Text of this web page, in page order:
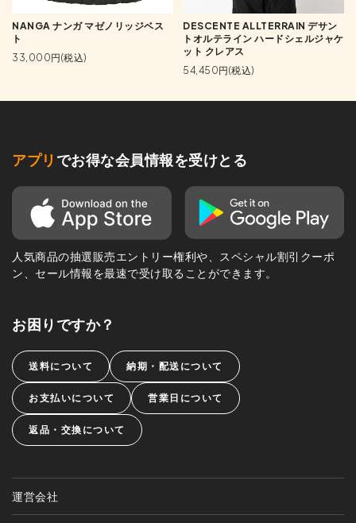
NANGA ナンガ マゼノリッジベス
ト
33,000円(税込)
DESCENTE ALLTERRAIN デサン
トオルテライン ハードシェルジャケ
ット クレアス
54,450円(税込)
アプリ でお得な会員情報を受けとる
人気商品の抽選販売エントリー権利や、スペシャル割引クーポ
ン、セール情報を最速で受け取ることができます。
お困りですか？
送料について 納期・配送について
お支払いについて 営業日について
返品・交換について
運営会社